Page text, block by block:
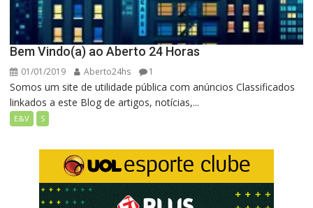
Bem Vindo(a) ao Aberto 24 Horas
01/01/2019 Aberto24hs 1
Somos um site de utilidade pública com anúncios Classificados
linkados a este Blog de artigos, notícias,...
E&V S